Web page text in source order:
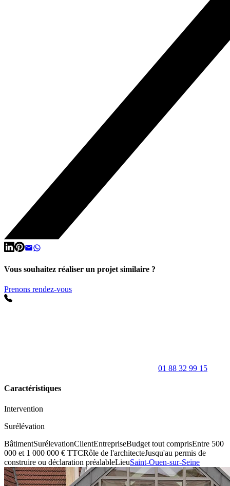
Vous souhaitez réaliser un projet similaire ?
Prenons rendez-vous
01 88 32 99 15
Caractéristiques
Intervention
Surélévation
BâtimentSurélevationClientEntrepriseBudget tout comprisEntre 500
000 et 1 000 000 € TTCRôle de l'architecteJusqu'au permis de
construire ou déclaration préalableLieuSaint-Ouen-sur-Seine